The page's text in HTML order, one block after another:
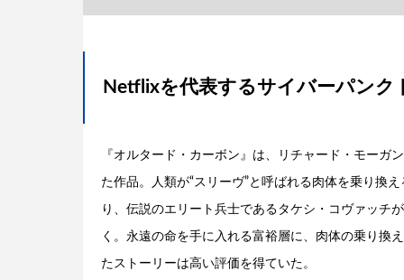
Netflixを代表するサイバーパンク
『オルタード・カーボン』は、リチャード・モーガ
た作品。人類が“スリーヴ”と呼ばれる肉体を乗り換
り、伝説のエリート兵士であるタケシ・コヴァッチ
く。永遠の命を手に入れる富裕層に、肉体の乗り換
たストーリーは高い評価を得ていた。